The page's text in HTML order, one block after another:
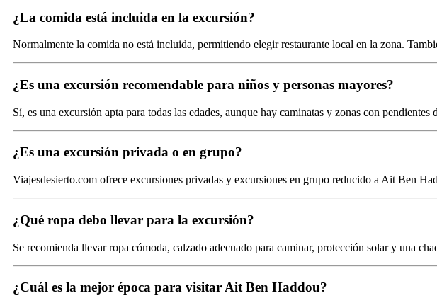
¿La comida está incluida en la excursión?
Normalmente la comida no está incluida, permitiendo elegir restaurante local en la zona.
¿Es una excursión recomendable para niños y personas mayores?
Sí, es una excursión apta para todas las edades, aunque hay caminatas y zonas con
¿Es una excursión privada o en grupo?
Viajesdesierto.com ofrece excursiones privadas y excursiones en grupo reducido a Ait Ben
¿Qué ropa debo llevar para la excursión?
Se recomienda llevar ropa cómoda, calzado adecuado para caminar, protección solar y una
¿Cuál es la mejor época para visitar Ait Ben Haddou?